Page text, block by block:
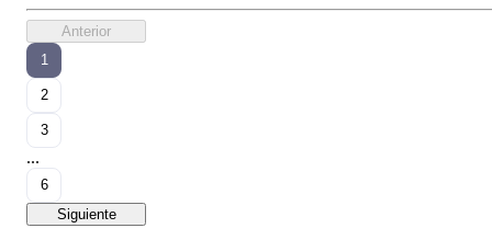
Anterior
1
2
3
...
6
Siguiente